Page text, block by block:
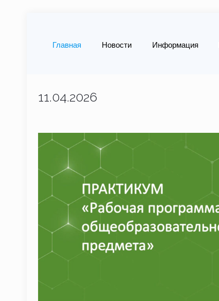
Главная Новости Информация
11.04.2026